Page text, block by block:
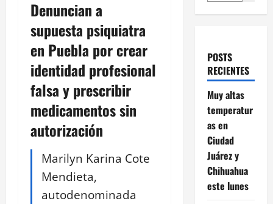
Denuncian a
supuesta psiquiatra
en Puebla por crear
identidad profesional
falsa y prescribir
medicamentos sin
autorización
Marilyn Karina Cote
Mendieta,
autodenominada
POSTS
RECIENTES
Muy altas
temperatur
as en
Ciudad
Juárez y
Chihuahua
este lunes